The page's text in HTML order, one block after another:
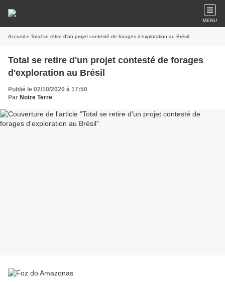
MENU
Accueil » Total se retire d'un projet contesté de forages d'exploration au Brésil
Total se retire d'un projet contesté de forages
d'exploration au Brésil
Publié le 02/10/2020 à 17:50
Par Notre Terre